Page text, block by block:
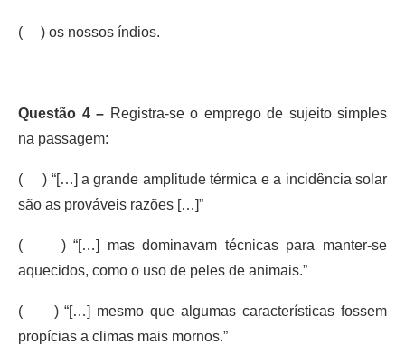
( ) os nossos índios.
Questão 4 – Registra-se o emprego de sujeito simples
na passagem:
( ) “[…] a grande amplitude térmica e a incidência solar
são as prováveis razões […]”
( ) “[…] mas dominavam técnicas para manter-se
aquecidos, como o uso de peles de animais.”
( ) “[…] mesmo que algumas características fossem
propícias a climas mais mornos.”